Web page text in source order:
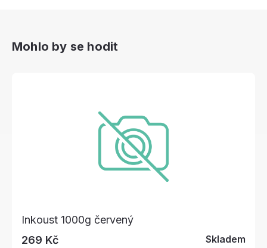
Mohlo by se hodit
Inkoust 1000g červený
269 Kč
Skladem